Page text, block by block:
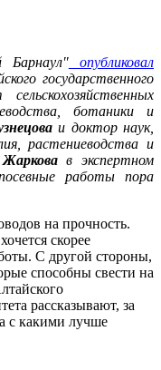
Барнаул"опубликовал
государственного
ботаники и
и доктор наук,
растениеводства и
в экспертном
работы пора
на прочность.
скорее
С другой стороны,
способны свести на
рассказывают, за
с какими лучше